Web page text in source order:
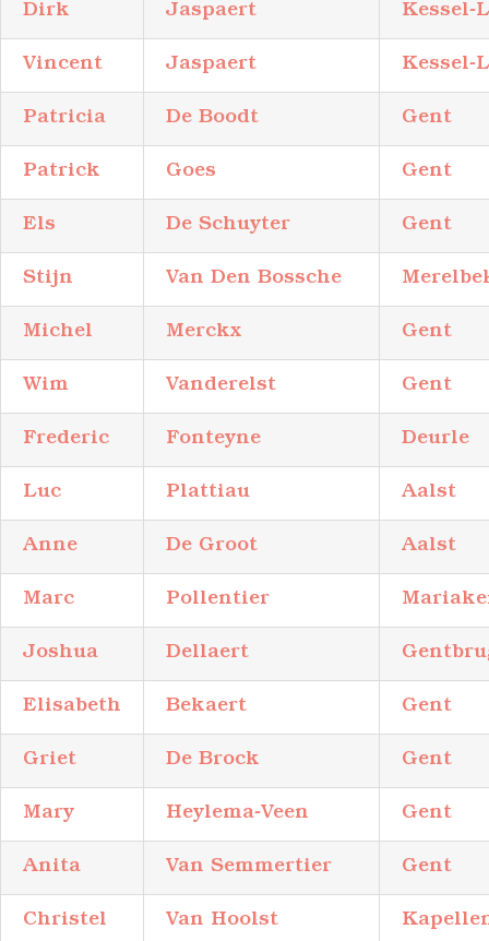
Dirk Jaspaert Kessel-
Vincent Jaspaert Kessel-
Patricia De Boodt Gent
Patrick Goes Gent
Els De Schuyter Gent
Stijn Van Den Bossche
Michel Merckx Gent
Wim Vanderelst Gent
Frederic Fonteyne Deurle
Luc Plattiau Aalst
Anne De Groot Aalst
Marc Pollentier
Joshua Dellaert
Elisabeth Bekaert Gent
Griet De Brock Gent
Mary Heylema-Veen Gent
Anita Van Semmertier Gent
Christel Van Hoolst